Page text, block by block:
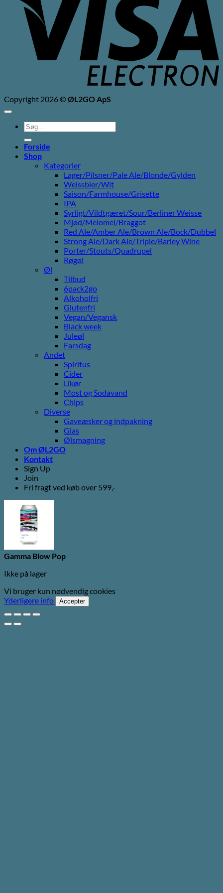
Copyright 2026 ©ØL2GO ApS
Søg
efter:
Forside
Shop
Kategorier
Lager/Pilsner/Pale Ale/Blonde/Gylden
Weissbier/Wit
Saison/Farmhouse/Grisette
IPA
Syrligt/Vildtgæret/Sour/Berliner Weisse
Mjød/Melomel/Braggot
Red Ale/Amber Ale/Brown Ale/Bock/Dubbel
Strong Ale/Dark Ale/Triple/Barley Wine
Porter/Stouts/Quadrupel
Røgøl
Øl
Tilbud
6pack2go
Alkoholfri
Glutenfri
Vegan/Vegansk
Black week
Juleøl
Farsdag
Andet
Spiritus
Cider
Likør
Most og Sodavand
Chips
Diverse
Gaveæsker og indpakning
Glas
Ølsmagning
Om ØL2GO
Kontakt
Sign Up
Join
Fri fragt ved køb over 599,-
Gamma Blow Pop
Ikke på lager
Vi bruger kun nødvendig cookies
Yderligere info
Accepter